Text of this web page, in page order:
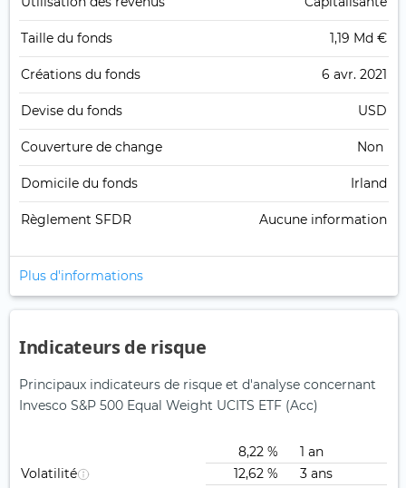
Taille du fonds 1,19 Md €
Créations du fonds 6 avr. 2021
Devise du fonds USD
Couverture de change Non
Domicile du fonds Irland
Règlement SFDR Aucune information
Plus d'informations
Indicateurs de risque
Principaux indicateurs de risque et d'analyse concernant
Invesco S&P 500 Equal Weight UCITS ETF (Acc)
Volatilité
8,22 %
1 an
12,62 %
3 ans